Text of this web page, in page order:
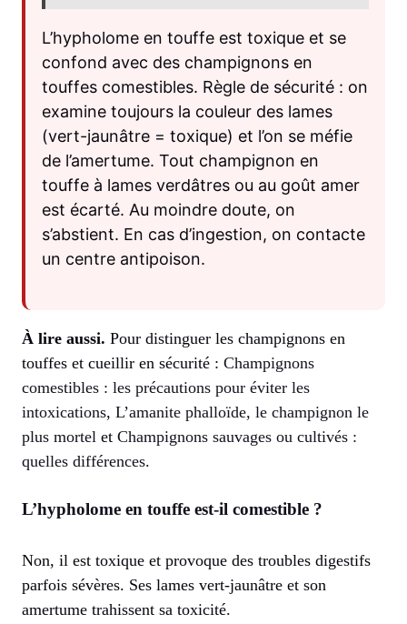
L’hypholome en touffe est toxique et se
confond avec des champignons en
touffes comestibles. Règle de sécurité : on
examine toujours la couleur des lames
(vert-jaunâtre = toxique) et l’on se méfie
de l’amertume. Tout champignon en
touffe à lames verdâtres ou au goût amer
est écarté. Au moindre doute, on
s’abstient. En cas d’ingestion, on contacte
un centre antipoison.
À lire aussi. Pour distinguer les champignons en
touffes et cueillir en sécurité : Champignons
comestibles : les précautions pour éviter les
intoxications, L’amanite phalloïde, le champignon le
plus mortel et Champignons sauvages ou cultivés :
quelles différences.
L’hypholome en touffe est-il comestible ?
Non, il est toxique et provoque des troubles digestifs
parfois sévères. Ses lames vert-jaunâtre et son
amertume trahissent sa toxicité.